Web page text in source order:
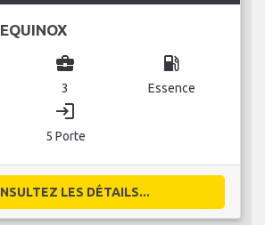
business_center
3
local_gas_station
Essence
login
5 Porte
LES DÉTAILS...